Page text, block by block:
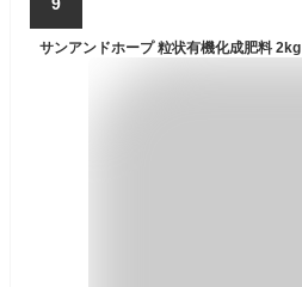
サンアンドホープ 粒状有機化成肥料 2kg